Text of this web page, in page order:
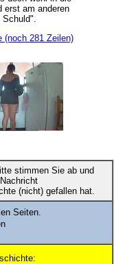
erst am anderen
(noch 281 Zeilen)
stimmen Sie ab und
(nicht) gefallen hat.
Seiten.